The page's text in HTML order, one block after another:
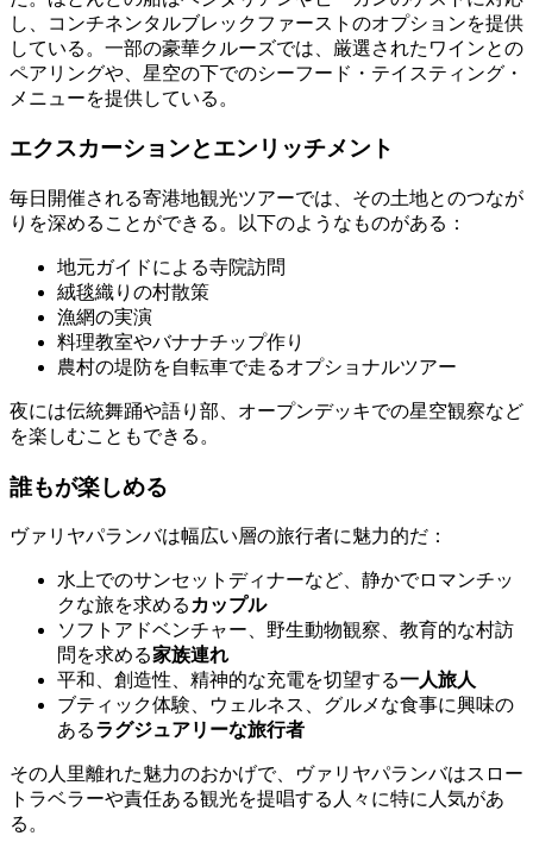
し、コンチネンタルブレックファーストのオプションを提供
している。一部の豪華クルーズでは、厳選されたワインとの
ペアリングや、星空の下でのシーフード・テイスティング・
メニューを提供している。
エクスカーションとエンリッチメント
毎日開催される寄港地観光ツアーでは、その土地とのつなが
りを深めることができる。以下のようなものがある：
地元ガイドによる寺院訪問
絨毯織りの村散策
漁網の実演
料理教室やバナナチップ作り
農村の堤防を自転車で走るオプショナルツアー
夜には伝統舞踊や語り部、オープンデッキでの星空観察など
を楽しむこともできる。
誰もが楽しめる
ヴァリヤパランバは幅広い層の旅行者に魅力的だ：
水上でのサンセットディナーなど、静かでロマンチッ
クな旅を求めるカップル
ソフトアドベンチャー、野生動物観察、教育的な村訪
問を求める家族連れ
平和、創造性、精神的な充電を切望する一人旅人
ブティック体験、ウェルネス、グルメな食事に興味の
あるラグジュアリーな旅行者
その人里離れた魅力のおかげで、ヴァリヤパランバはスロー
トラベラーや責任ある観光を提唱する人々に特に人気があ
る。